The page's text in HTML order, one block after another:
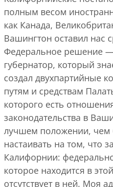
полным весом
как Канада,
Вашингтон оставил нас
Федеральное решение
губернатор, который
создал двухпартийные
путям и средствам
которого есть
законодательства в
лучшем положении, чем
настаивать на том, что
Калифорнии:
которое находится в
отсутствует в ней. Моя